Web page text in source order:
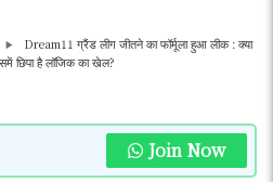
Dream11 ग्रैंड लीग जीतने का फॉर्मूला हुआ लीक : क्या
छिपा है लॉजिक का खेल?
Join Now